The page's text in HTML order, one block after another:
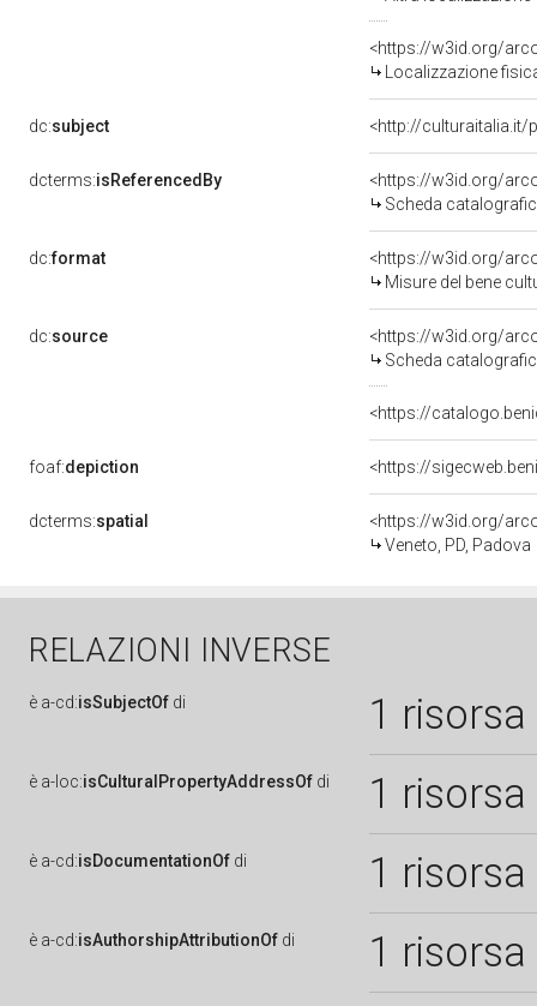
<https://w3id.org/
Localizzazione
dc:subject <http://culturaitalia.it/
dcterms:isReferencedBy
<https://w3id.org/
Scheda
dc:format
<https://w3id.org/
Misure del bene
dc:source
<https://w3id.org/
Scheda
<https://
foaf:depiction <https://
dcterms:spatial
<https://w3id.org/
Veneto, PD, Padova
RELAZIONI INVERSE
è a-cd:isSubjectOf di 1 risorsa
è a-loc:isCulturalPropertyAddressOf di 1 risorsa
è a-cd:isDocumentationOf di 1 risorsa
è a-cd:isAuthorshipAttributionOf di 1 risorsa